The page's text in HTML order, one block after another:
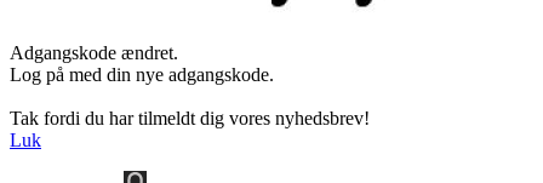
Adgangskode ændret.
Log på med din nye adgangskode.
Tak fordi du har tilmeldt dig vores nyhedsbrev!
Luk